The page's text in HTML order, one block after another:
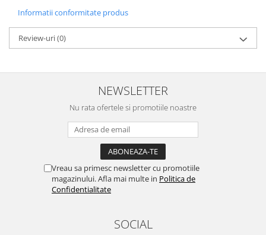
Informatii conformitate produs
Review-uri(0)
NEWSLETTER
Nu rata ofertele si promotiile noastre
Vreau sa primesc newsletter cu promotiile
magazinului. Afla mai multe in Politica de
Confidentialitate
SOCIAL